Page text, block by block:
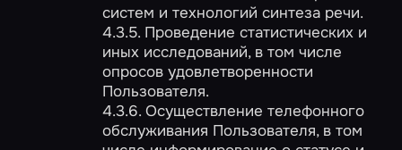
систем и технологий синтеза речи.
4.3.5. Проведение статистических и
иных исследований, в том числе
опросов удовлетворенности
Пользователя.
4.3.6. Осуществление телефонного
обслуживания Пользователя, в том